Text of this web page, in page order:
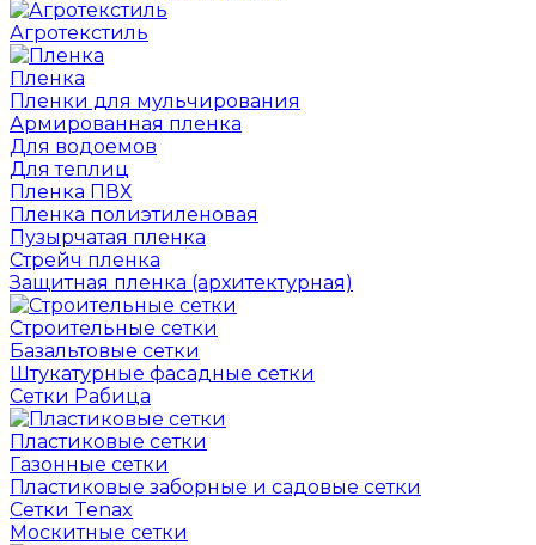
Агротекстиль
Пленка
Пленки для мульчирования
Армированная пленка
Для водоемов
Для теплиц
Пленка ПВХ
Пленка полиэтиленовая
Пузырчатая пленка
Cтрейч пленка
Защитная пленка (архитектурная)
Строительные сетки
Базальтовые сетки
Штукатурные фасадные сетки
Сетки Рабица
Пластиковые сетки
Газонные сетки
Пластиковые заборные и садовые сетки
Сетки Tenax
Москитные сетки